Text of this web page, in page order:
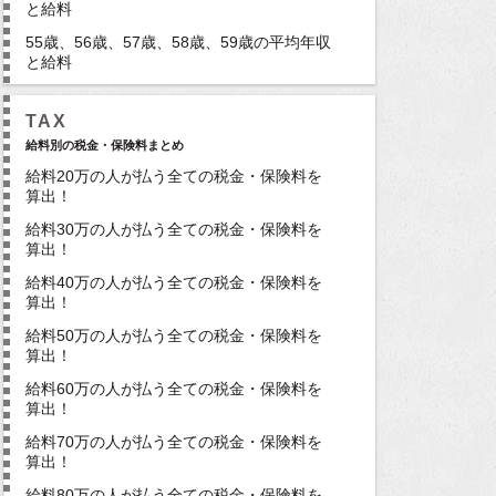
と給料
55歳、56歳、57歳、58歳、59歳の平均年収
と給料
TAX
給料別の税金・保険料まとめ
給料20万の人が払う全ての税金・保険料を
算出！
給料30万の人が払う全ての税金・保険料を
算出！
給料40万の人が払う全ての税金・保険料を
算出！
給料50万の人が払う全ての税金・保険料を
算出！
給料60万の人が払う全ての税金・保険料を
算出！
給料70万の人が払う全ての税金・保険料を
算出！